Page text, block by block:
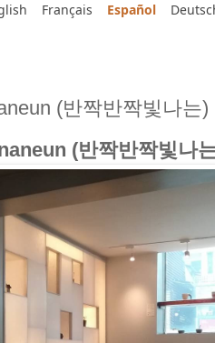
Français Español
(반짝반짝빛나는)
(반짝반짝빛나